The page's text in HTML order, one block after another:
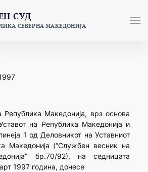
СУД
СЕВЕРНА МАКЕДОНИЈА
Република Македонија, врз основа
на Република Македонија и
1 од Деловникот на Уставниот
Македонија (“Службен весник на
бр.70/92), на седницата
1997 година, донесе